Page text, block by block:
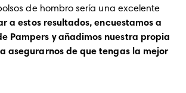
de hombro sería una excelente
a estos resultados, encuestamos a
Pampers y añadimos nuestra propia
asegurarnos de que tengas la mejor